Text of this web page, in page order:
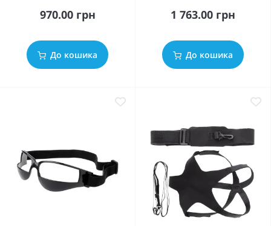
970.00 грн
До кошика
1 763.00 грн
До кошика